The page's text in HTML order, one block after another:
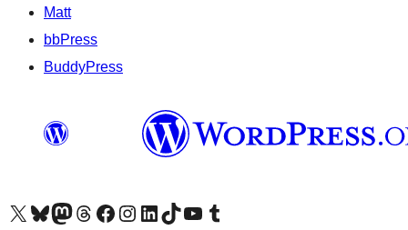
Matt
bbPress
BuddyPress
Visit our X (formerly Twitter) account
Visit our Bluesky account
Επισκεφθείτε τον λογαριασμό μας στο Mastodon
Visit our Threads account
Επισκεφτείτε τη σελίδα μας στο Facebook
Επισκεφθείτε τον λογαριασμό μας Instagram
Επισκεφθείτε τον λογαριασμό μας LinkedIn
Visit our TikTok account
Visit our YouTube channel
Visit our Tumblr account